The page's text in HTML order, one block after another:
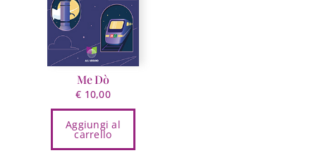
Me Dò
€ 10,00
Aggiungi al
carrello